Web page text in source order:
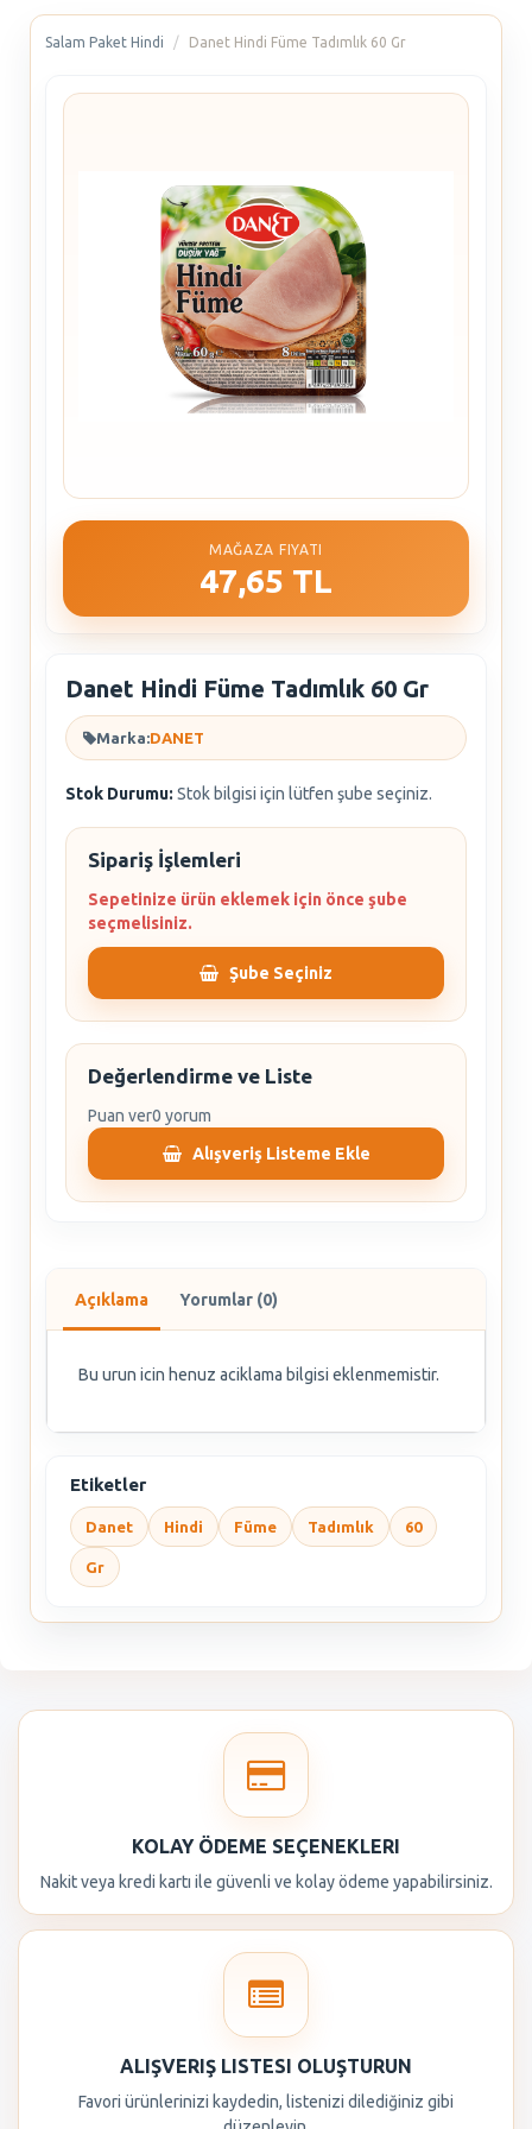
Salam Paket Hindi Danet Hindi Füme Tadımlık 60 Gr
MAĞAZA FIYATI
47,65 TL
Danet Hindi Füme Tadımlık 60 Gr
Marka:DANET
Stok Durumu: Stok bilgisi için lütfen şube seçiniz.
Sipariş İşlemleri
Sepetinize ürün eklemek için önce şube
seçmelisiniz.
Şube Seçiniz
Değerlendirme ve Liste
Puan ver0 yorum
Alışveriş Listeme Ekle
Açıklama Yorumlar (0)
Bu urun icin henuz aciklama bilgisi eklenmemistir.
Etiketler
Danet Hindi Füme Tadımlık 60
Gr
KOLAY ÖDEME SEÇENEKLERI
Nakit veya kredi kartı ile güvenli ve kolay ödeme yapabilirsiniz.
ALIŞVERIŞ LISTESI OLUŞTURUN
Favori ürünlerinizi kaydedin, listenizi dilediğiniz gibi